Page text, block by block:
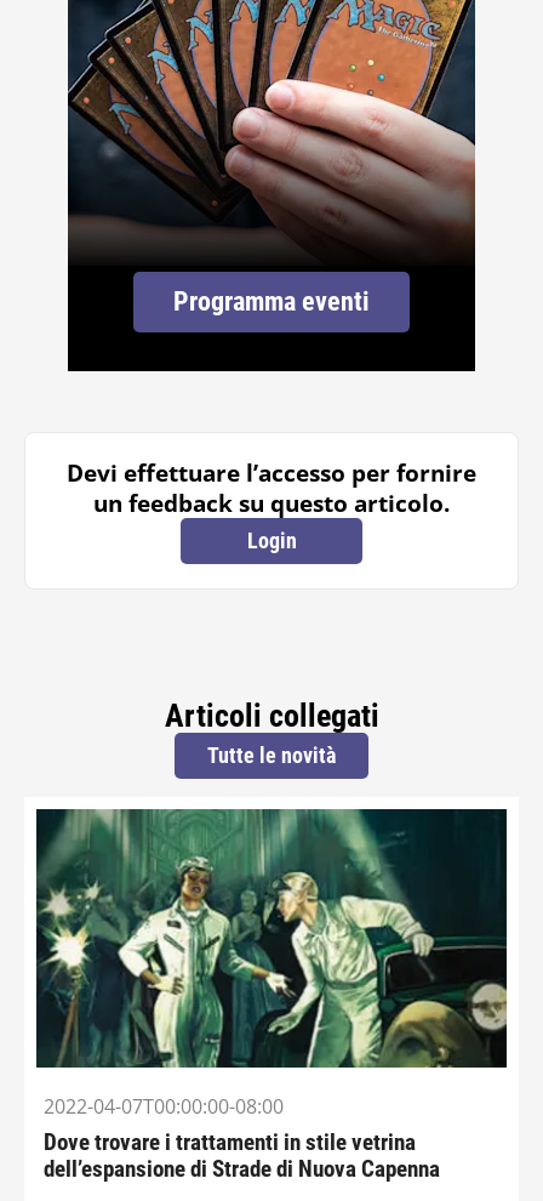
Programma eventi
Devi effettuare l’accesso per fornire
un feedback su questo articolo.
Login
Articoli collegati
Tutte le novità
2022-04-07T00:00:00-08:00
Dove trovare i trattamenti in stile vetrina
dell’espansione di Strade di Nuova Capenna